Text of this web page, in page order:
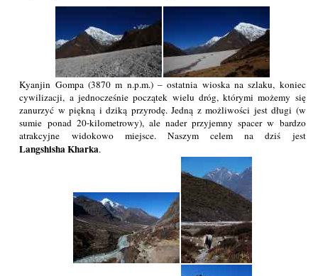
Kyanjin Gompa (3870 m n.p.m.) – ostatnia wioska na szlaku, koniec
cywilizacji, a jednocześnie początek wielu dróg, którymi możemy się
zanurzyć w piękną i dziką przyrodę. Jedną z możliwości jest długi (w
sumie ponad 20-kilometrowy), ale nader przyjemny spacer w bardzo
atrakcyjne widokowo miejsce. Naszym celem na dziś jest
Langshisha Kharka.